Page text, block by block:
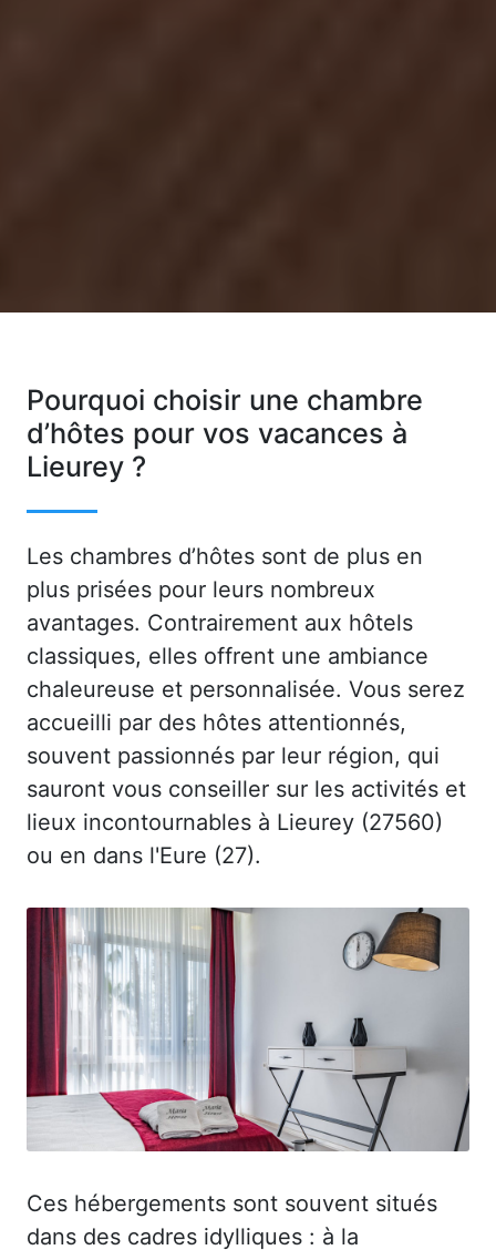
Pourquoi choisir une chambre
d’hôtes pour vos vacances à
Lieurey ?
Les chambres d’hôtes sont de plus en
plus prisées pour leurs nombreux
avantages. Contrairement aux hôtels
classiques, elles offrent une ambiance
chaleureuse et personnalisée. Vous serez
accueilli par des hôtes attentionnés,
souvent passionnés par leur région, qui
sauront vous conseiller sur les activités et
lieux incontournables à Lieurey (27560)
ou en dans l'Eure (27).
Ces hébergements sont souvent situés
dans des cadres idylliques : à la